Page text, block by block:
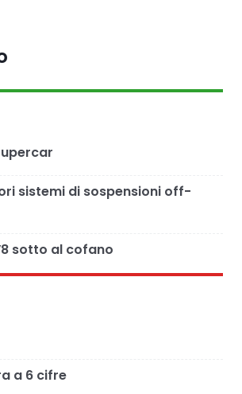
sistemi di sospensioni off-
sotto al cofano
a 6 cifre